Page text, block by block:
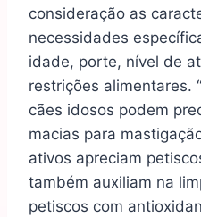
consideração as
necessidades
idade, porte, nível de
restrições alimentares.
cães idosos podem
macias para
ativos apreciam
também auxiliam na
petiscos com